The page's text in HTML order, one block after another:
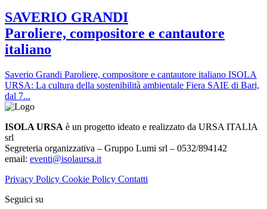
SAVERIO GRANDI
Paroliere, compositore e cantautore
italiano
Saverio Grandi Paroliere, compositore e cantautore italiano ISOLA
URSA: La cultura della sostenibilità ambientale Fiera SAIE di Bari,
dal 7...
ISOLA URSA è un progetto ideato e realizzato da URSA ITALIA
srl
Segreteria organizzativa – Gruppo Lumi srl – 0532/894142
email: eventi@isolaursa.it
Privacy Policy Cookie Policy Contatti
Seguici su